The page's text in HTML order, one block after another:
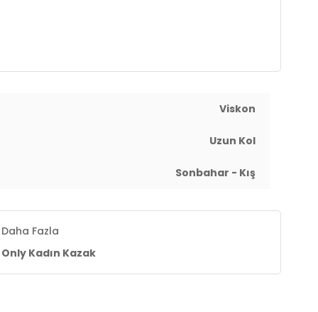
Viskon
Uzun Kol
Sonbahar - Kış
Daha Fazla
Only Kadın Kazak